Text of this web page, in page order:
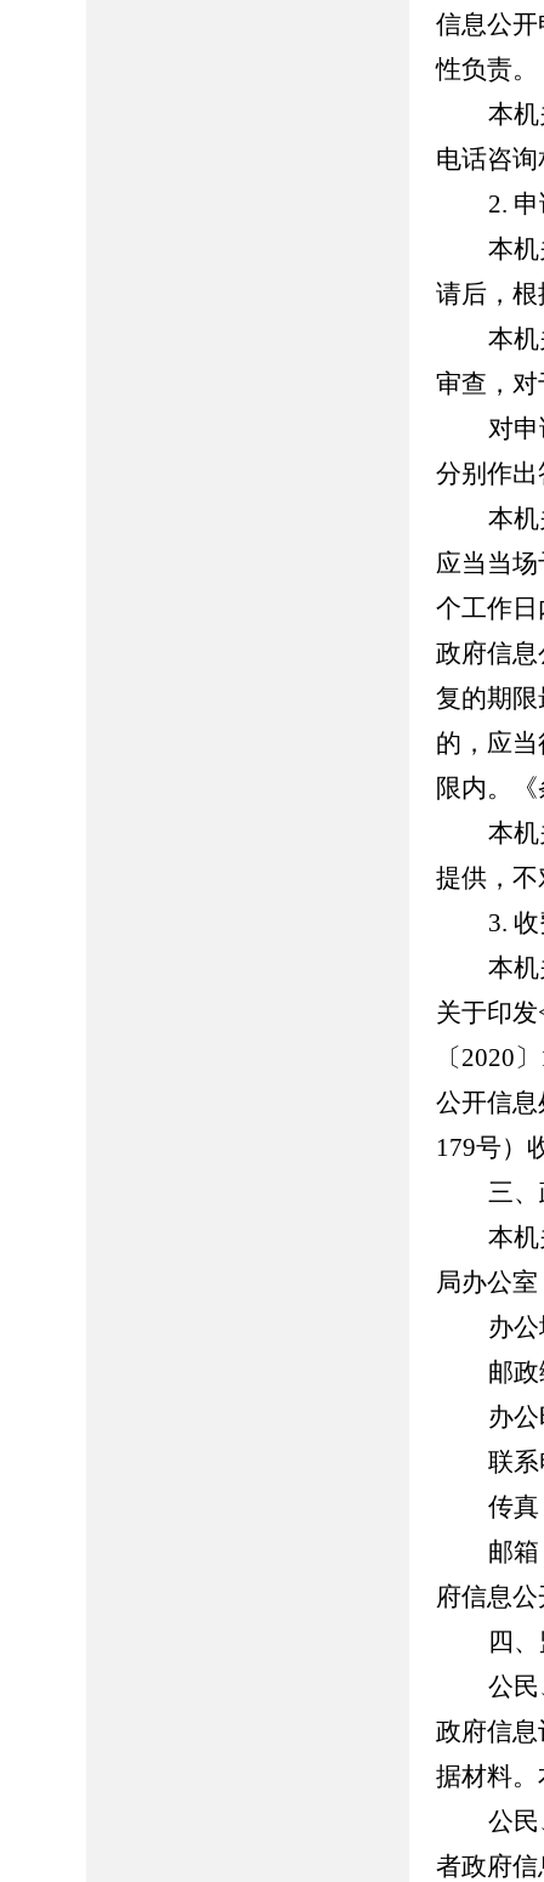
信息公
性负责。
本
电话咨
2.
本
请后，
本
审查，
对
分别作
本
应当当
个工作
政府信
复的期
的，应
限内。
本
提供，
3.
本
关于印发
〔2020〕
公开信
179号）
三
本
局办公室
办
邮
办
联
传
邮
府信息
四
公
政府信
据材料
公
者政府